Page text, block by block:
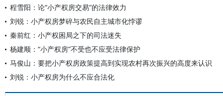
程雪阳：论“小产权房交易”的法律效力
刘锐：小产权房梦碎与农民自主城市化悖谬
秦前红：小产权困局之下的司法迷失
杨建顺：“小产权房”不受也不应受法律保护
马俊山：要把小产权房政策提高到实现农村再次振兴的高度来认识
刘锐：小产权房为什么不应合法化